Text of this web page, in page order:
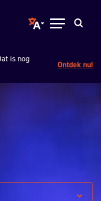
Translate page to
Open menu
is nog
Ontdek nu!